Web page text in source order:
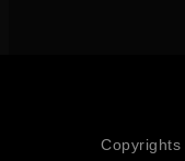
Copyrights